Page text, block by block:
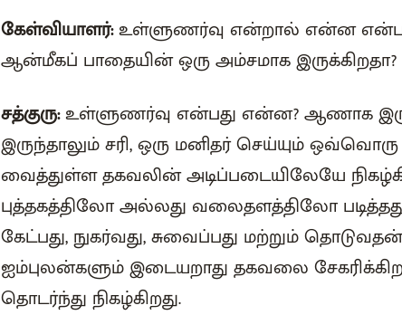
கேள்வியாளர்:உள்ளுணர்வு என்றால் என்ன
ஆன்மீகப் பாதையின் ஒரு அம்சமாக இருக்கிறதா?
சத்குரு:உள்ளுணர்வு என்பது என்ன? ஆணாக
இருந்தாலும் சரி, ஒரு மனிதர் செய்யும்
வைத்துள்ள தகவலின் அடிப்படையிலேயே
புத்தகத்திலோ அல்லது வலைதளத்திலோ
கேட்பது, நுகர்வது, சுவைப்பது மற்றும்
ஐம்புலன்களும் இடையறாது தகவலை
தொடர்ந்து நிகழ்கிறது.